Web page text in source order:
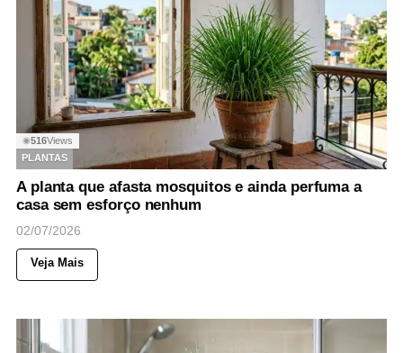
◉516Views
PLANTAS
A planta que afasta mosquitos e ainda perfuma a
casa sem esforço nenhum
02/07/2026
Veja Mais